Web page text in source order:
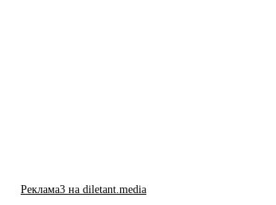
Реклама3 на diletant.media